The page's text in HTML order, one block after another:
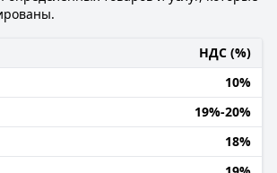
НДС (%)
10%
19%-20%
18%